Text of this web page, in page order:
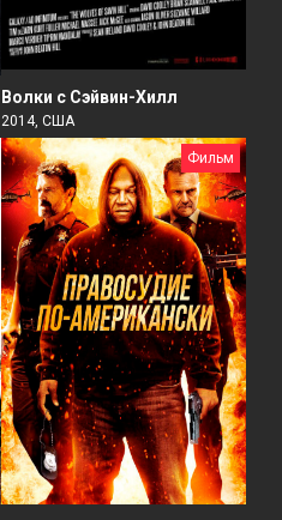
Волки с Сэйвин-Хилл
2014, США
Фильм